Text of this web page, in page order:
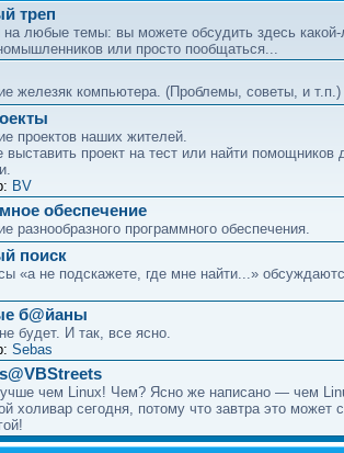
треп
на любые темы: вы можете обсудить здесь какой-
или просто пообщаться...
железяк компьютера. (Проблемы, советы, и т.п.)
проектов наших жителей.
проект на тест или найти помощников
BV
обеспечение
разнообразного программного обеспечения.
поиск
«а не подскажете, где мне найти...»
б@йаны
будет. И так, все ясно.
Sebas
чем Linux! Чем? Ясно же написано — чем
холивар сегодня, потому что завтра это может